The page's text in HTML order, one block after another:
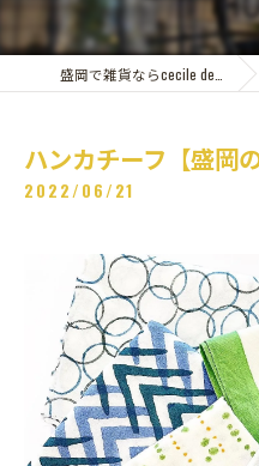
ハンカチーフ【盛岡
2022/06/21